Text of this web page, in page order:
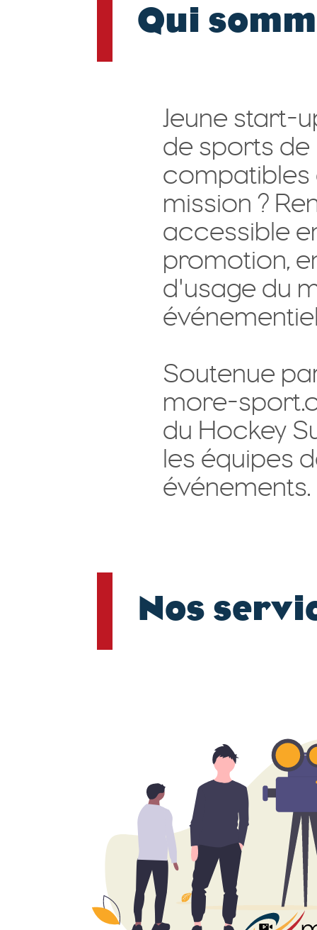
Qui
Jeune start-
de sports
compatibles
mission ?
accessible
promotion,
d'usage du
Soutenue
more-
du Hockey
les équipes
événements.
Nos